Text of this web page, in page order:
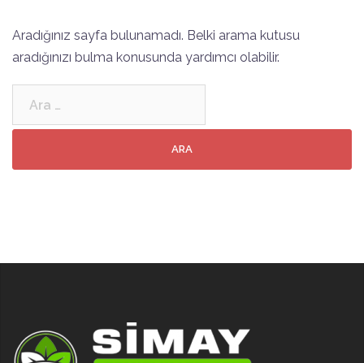
Aradığınız sayfa bulunamadı. Belki arama kutusu
aradığınızı bulma konusunda yardımcı olabilir.